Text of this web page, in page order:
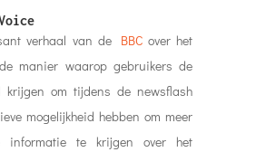
verhaal van de BBCover het
manier waarop gebruikers de
krijgen om tijdens de newsflash
mogelijkheid hebben om meer
informatie te krijgen over het